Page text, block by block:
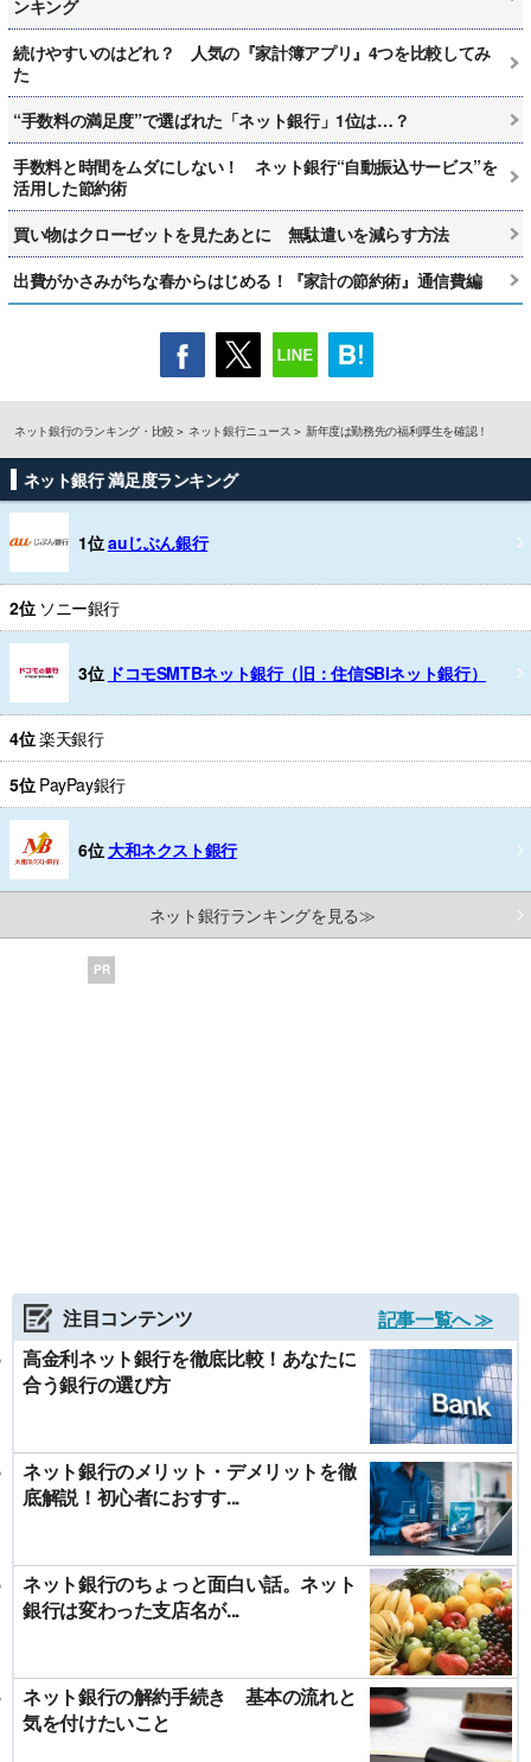
ンキング
続けやすいのはどれ？ 人気の『家計簿アプリ』4つを比較してみ
た
“手数料の満足度”で選ばれた「ネット銀行」1位は…？
手数料と時間をムダにしない！ ネット銀行“自動振込サービス”を
活用した節約術
買い物はクローゼットを見たあとに 無駄遣いを減らす方法
出費がかさみがちな春からはじめる！『家計の節約術』通信費編
ネット銀行のランキング・比較 ネット銀行ニュース 新年度は勤務先の福利厚生を確認！
ネット銀行 満足度ランキング
1位auじぶん銀行
2位 ソニー銀行
3位 ドコモSMTBネット銀行（旧：住信SBIネット銀行）
4位楽天銀行
5位 PayPay銀行
6位 大和ネクスト銀行
ネット銀行ランキングを見る≫
PR
注目コンテンツ
記事一覧へ ≫
高金利ネット銀行を徹底比較！あなたに
合う銀行の選び方
ネット銀行のメリット・デメリットを徹
底解説！初心者におすす...
ネット銀行のちょっと面白い話。ネット
銀行は変わった支店名が...
ネット銀行の解約手続き 基本の流れと
気を付けたいこと